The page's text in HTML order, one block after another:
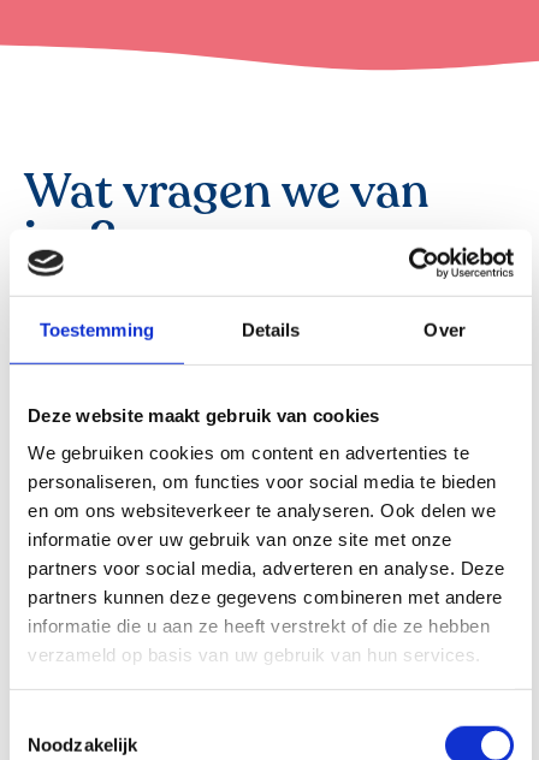
Toestemming Details Over
Deze website maakt gebruik van cookies
We gebruiken cookies om content en advertenties te
personaliseren, om functies voor social media te bieden
en om ons websiteverkeer te analyseren. Ook delen we
informatie over uw gebruik van onze site met onze
partners voor social media, adverteren en analyse. Deze
partners kunnen deze gegevens combineren met andere
informatie die u aan ze heeft verstrekt of die ze hebben
verzameld op basis van uw gebruik van hun services.
Noodzakelijk
Wat vragen we van
jou?
Een relevant MBO of HBO diploma
Je bent beschikbaar op dinsdag en donderdag
Dan past werken in de Flexpoolmisschien bij jou.
Heb je een aanvullende training of opleiding nodig?
Die bieden wij ook. Neem dan een kijkje bijWerken en
Leren.
Doe de diplomacheck